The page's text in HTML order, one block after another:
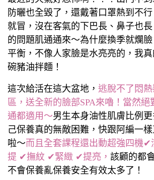
防曬也全毀了，還戴著口罩熱到不
就冒，沒在客氣的下巴長、鼻子也
的問題肌通通來～為什麼換季就爛
平衡，不像人家臉是水亮亮的，我
碗豬油拌麵！
這次給活在這大盆地， 逃脫不了悶
區，送全新的臉部SPA來嚕！當然絕
通都適用～男生本身油性肌膚比例
己保養真的無敵困難，快跟阿編一
啦～而且全套課程還出動超強四機
提 ✔撫紋 ✔緊緻 ✔提亮， 該顧的都
不會保養亂保養安全有效太多了！